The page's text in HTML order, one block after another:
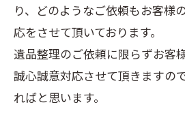
り、どのようなご依頼もお客様
応をさせて頂いております。
遺品整理のご依頼に限らずお客
誠心誠意対応させて頂きますの
ればと思います。